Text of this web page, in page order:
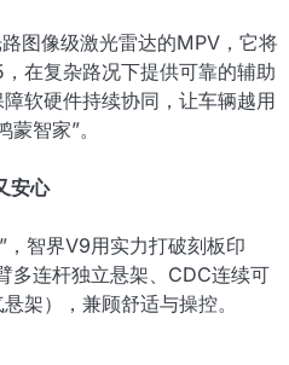
图像级激光雷达的MPV，它将
在复杂路况下提供可靠的辅助
软硬件持续协同，让车辆越用
智家”。
安心
智界V9用实力打破刻板印
多连杆独立悬架、CDC连续可
架），兼顾舒适与操控。